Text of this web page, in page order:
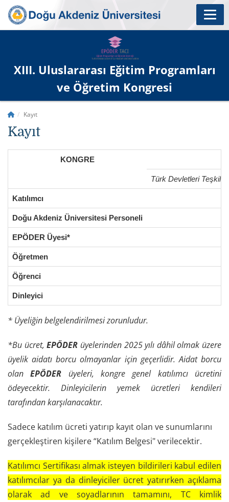
XIII. Uluslararası Eğitim Programları
ve Öğretim Kongresi
Kayıt
Kayıt
KONGRE
Türk Devletleri
Katılımcı
Doğu Akdeniz Üniversitesi Personeli
EPÖDER Üyesi*
Öğretmen
Öğrenci
Dinleyici
* Üyeliğin belgelendirilmesi zorunludur.
*Bu ücret,EPÖDER üyelerinden 2025 yılı dâhil olmak üzere
üyelik aidatı borcu olmayanlar için geçerlidir. Aidat borcu
olanEPÖDER üyeleri, kongre
genel katılımcı ücretini
ödeyecektir. Dinleyicilerin yemek ücretleri kendileri
tarafından karşılanacaktır.
Sadece katılım ücreti yatırıp kayıt olan ve sunumlarını
gerçekleştiren kişilere “Katılım Belgesi" verilecektir.
Katılımcı Sertifikası almak isteyen bildirileri kabul edilen
katılımcılar ya da dinleyiciler ücret yatırırken açıklama
olarak ad ve soyadlarının tamamını, TC kimlik